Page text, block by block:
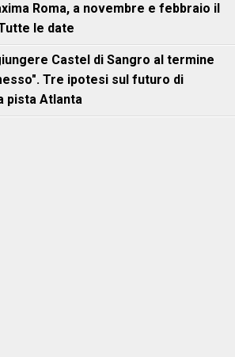
Roma, a novembre e febbraio il
le date
Castel di Sangro al termine
Tre ipotesi sul futuro di
pista Atlanta